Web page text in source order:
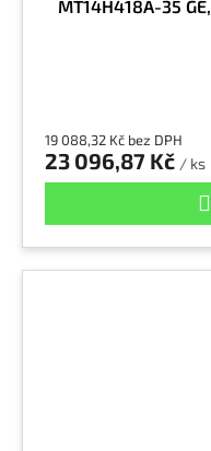
MT14H418A-35
19 088,32 Kč bez DPH
23 096,87 Kč / ks